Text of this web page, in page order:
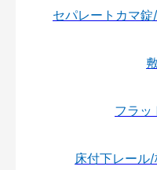
セパレートカマ
フラッ
床付下レール